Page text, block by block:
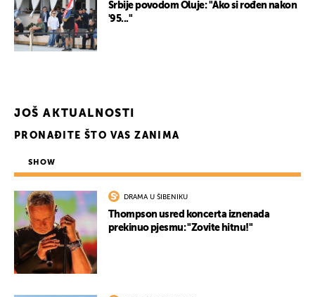
Srbije povodom Oluje: "Ako si rođen nakon
'95..."
JOŠ AKTUALNOSTI
PRONAĐITE ŠTO VAS ZANIMA
SHOW
DRAMA U ŠIBENIKU
Thompson usred koncerta iznenada
prekinuo pjesmu: "Zovite hitnu!"